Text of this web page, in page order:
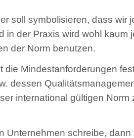
soll symbolisieren, dass wir
in der Praxis wird wohl kaum
der Norm benutzen.
die Mindestanforderungen
dessen
international gültigen Norm
Unternehmen schreibe,